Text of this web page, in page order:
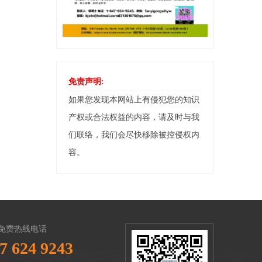
免责声明:
如果您发现本网站上有侵犯您的知识
产权或合法权益的内容，请及时与我
们联络，我们会尽快移除被控侵权内
容。
费热线电话
624 9243